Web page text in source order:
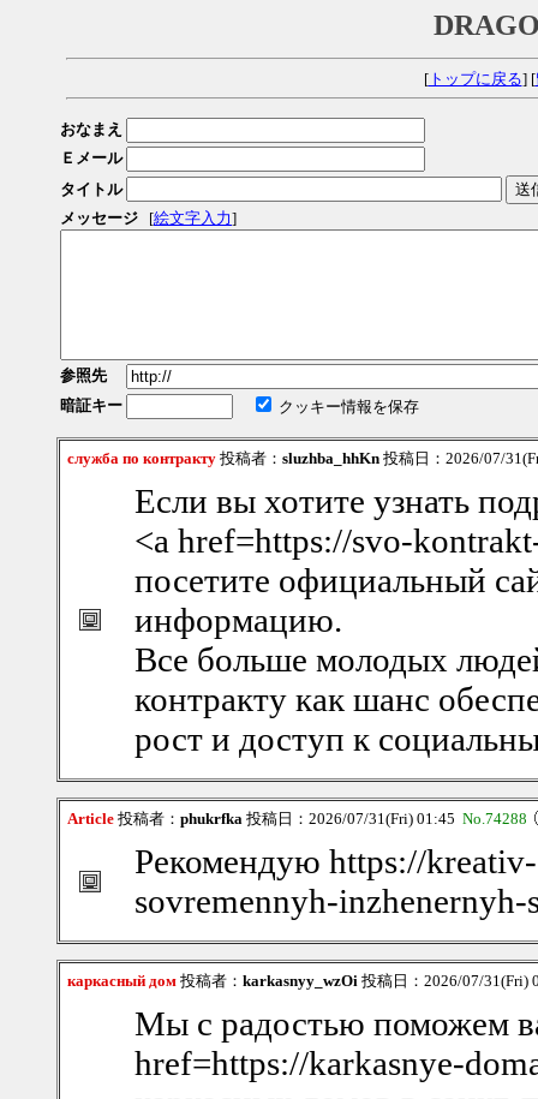
[トップに戻る] [
おなまえ
Ｅメール
タイトル
メッセージ
[絵文字入力]
参照先
暗証キー
クッキー情報を保存
служба по контракту 投稿者： sluzhba_hhKn 投稿日：2026/07/
Если вы хотите узнать
<a href=https://svo-
посетите официальный
информацию.
Все больше молодых
контракту как шанс
рост и доступ к
Article 投稿者： phukrfka 投稿日：2026/07/31(Fri) 01:45 No.74288
Рекомендую https://
sovremennyh-inzhenernyh-
каркасный дом 投稿者： karkasnyy_wzOi 投稿日：2026/07/31(Fri)
Мы с радостью поможем
href=https://karkasnye-